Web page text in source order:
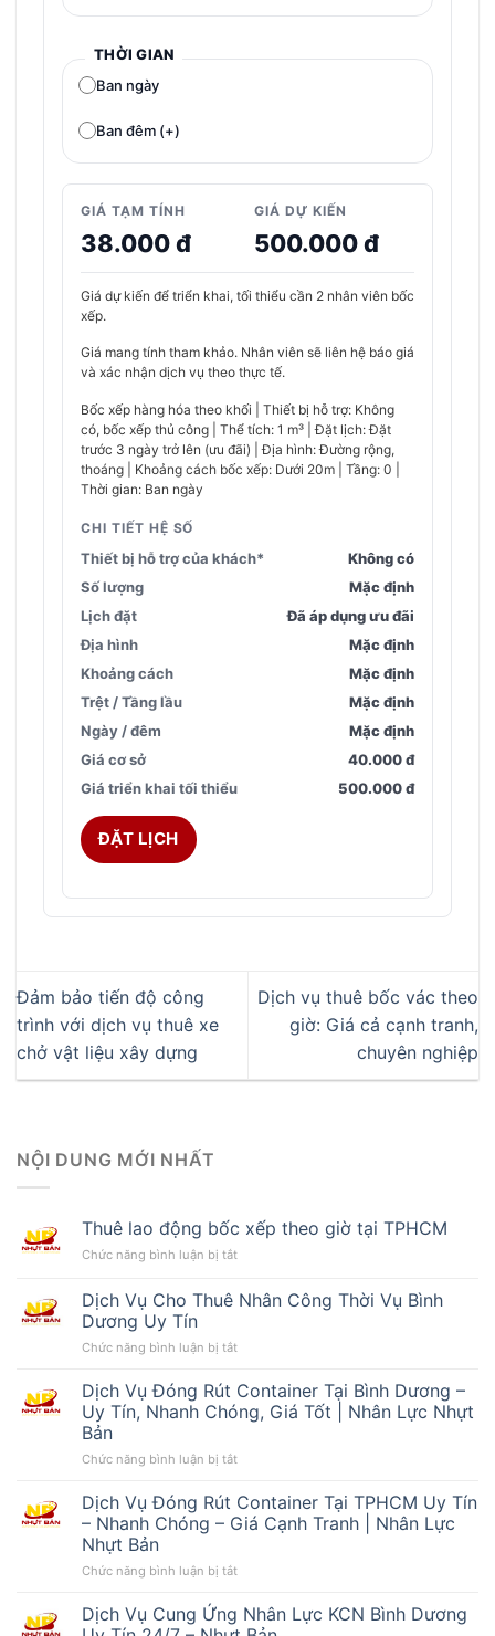
THỜI GIAN
Ban ngày
Ban đêm (+)
GIÁ TẠM TÍNH
38.000 đ
GIÁ DỰ KIẾN
500.000 đ
Giá dự kiến để triển khai, tối thiểu cần 2 nhân viên bốc
xếp.
Giá mang tính tham khảo. Nhân viên sẽ liên hệ báo giá
và xác nhận dịch vụ theo thực tế.
Bốc xếp hàng hóa theo khối | Thiết bị hỗ trợ: Không
có, bốc xếp thủ công | Thể tích: 1 m³ | Đặt lịch: Đặt
trước 3 ngày trở lên (ưu đãi) | Địa hình: Đường rộng,
thoáng | Khoảng cách bốc xếp: Dưới 20m | Tầng: 0 |
Thời gian: Ban ngày
CHI TIẾT HỆ SỐ
Thiết bị hỗ trợ của khách*
Không có
Số lượng
Mặc định
Lịch đặt
Đã áp dụng ưu đãi
Địa hình
Mặc định
Khoảng cách
Mặc định
Trệt / Tầng lầu
Mặc định
Ngày / đêm
Mặc định
Giá cơ sở
40.000 đ
Giá triển khai tối thiểu
500.000 đ
ĐẶT LỊCH
Đảm bảo tiến độ công
trình với dịch vụ thuê xe
chở vật liệu xây dựng
Dịch vụ thuê bốc vác theo
giờ: Giá cả cạnh tranh,
chuyên nghiệp
NỘI DUNG MỚI NHẤT
Thuê lao động bốc xếp theo giờ tại TPHCM
Chức năng bình luận bị tắtở
lao
động
xếp
giờ
TPHCM
Dịch Vụ Cho Thuê Nhân Công Thời Vụ Bình
Dương Uy Tín
Chức năng bình luận bị tắtở
Vụ
Cho
Thuê
Công
Vụ
Bình
Dương
Tín
Dịch Vụ Đóng Rút Container Tại Bình Dương –
Uy Tín, Nhanh Chóng, Giá Tốt | Nhân Lực Nhựt
Bản
Chức năng bình luận bị tắtở
Vụ
Đóng
Rút
Tại
Dương
–
Dịch Vụ Đóng Rút Container Tại TPHCM Uy Tín
– Nhanh Chóng – Giá Cạnh Tranh | Nhân Lực
Nhựt Bản
Chức năng bình luận bị tắtở
Vụ
Đóng
Dịch Vụ Cung Ứng Nhân Lực KCN Bình Dương